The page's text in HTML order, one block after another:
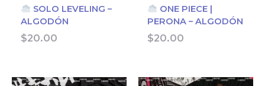
SOLO LEVELING –
ALGODÓN
$20.00
ONE PIECE |
PERONA – ALGODÓN
$20.00